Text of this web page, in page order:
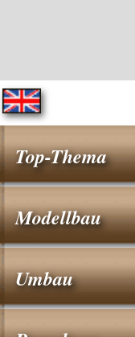
Top-Thema
Modellbau
Umbau